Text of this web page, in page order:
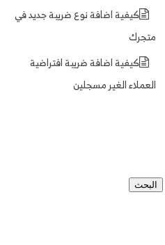
كيفية اضافة نوع ضريبة جديد في
متجرك
كيفية اضافة ضريبة افتراضية
العملاء الغير مسجلين
البحث